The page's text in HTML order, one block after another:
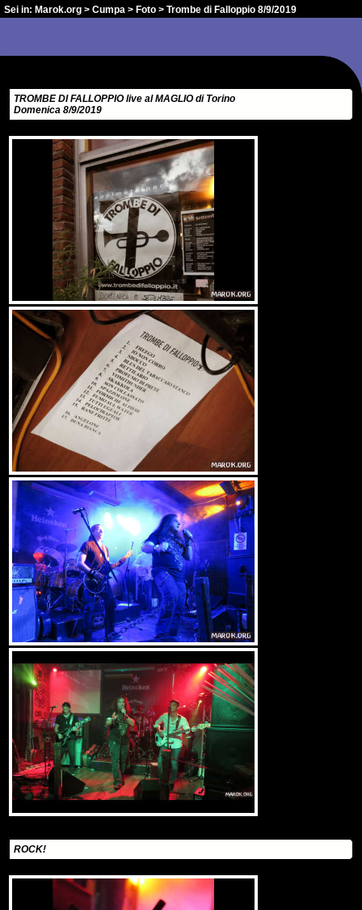
Sei in: Marok.org > Cumpa > Foto > Trombe di Falloppio 8/9/2019
TROMBE DI FALLOPPIO live al MAGLIO di Torino
Domenica 8/9/2019
ROCK!